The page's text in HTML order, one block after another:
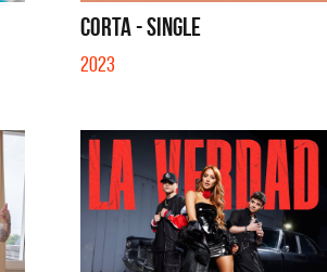
CORTA - SINGLE
2023